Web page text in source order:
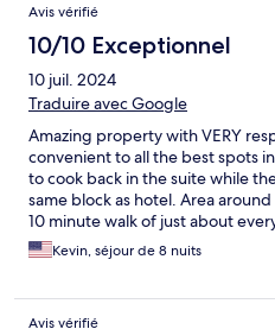
Avis vérifié
10/10 Exceptionnel
10 juil. 2024
Traduire avec Google
Amazing property with VERY
convenient to all the best spots
to cook back in the suite while
same block as hotel. Area
10 minute walk of just about
entrance of hotel is very
10/10!
Kevin, séjour de 8 nuits
Avis vérifié